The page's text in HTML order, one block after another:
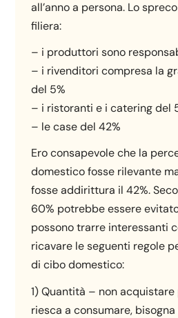
all’anno a persona. Lo
filiera:
– i produttori sono
– i rivenditori compresa la
del 5%
– i ristoranti e i catering del
– le case del 42%
Ero consapevole che la
domestico fosse rilevante
fosse addirittura il 42%.
60% potrebbe essere
possono trarre interessanti
ricavare le seguenti regole
di cibo domestico:
1) Quantità – non
riesca a consumare,